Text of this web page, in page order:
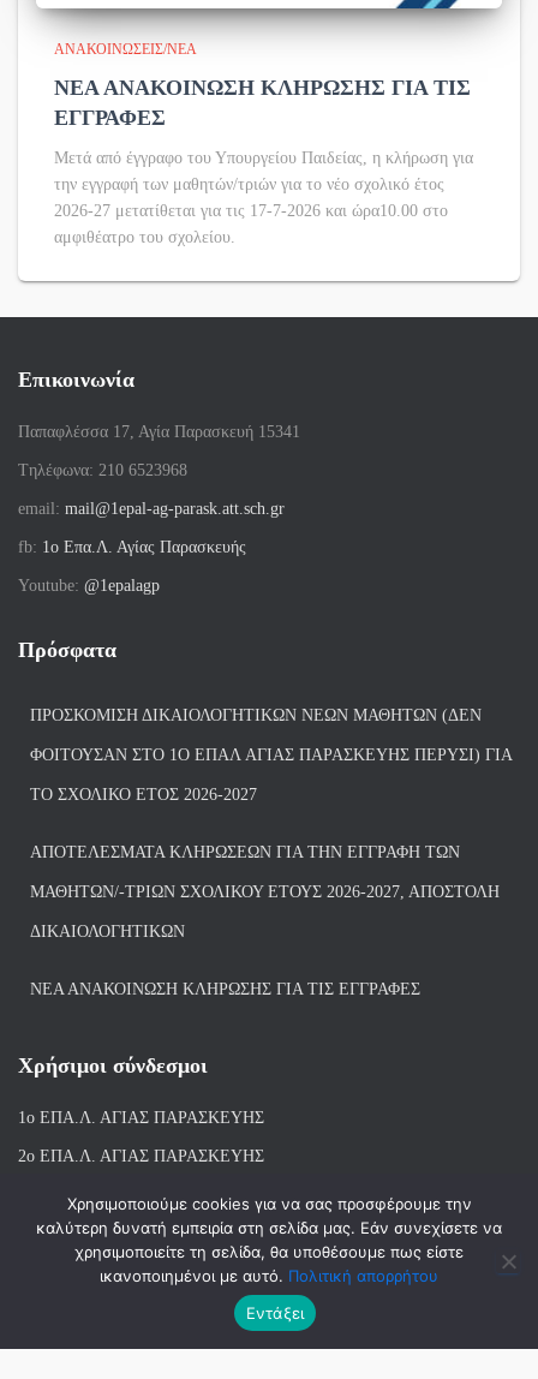
ΑΝΑΚΟΙΝΏΣΕΙΣ/ΝΈΑ
ΝΕΑ ΑΝΑΚΟΙΝΩΣΗ ΚΛΗΡΩΣΗΣ ΓΙΑ ΤΙΣ
ΕΓΓΡΑΦΕΣ
Μετά από έγγραφο του Υπουργείου Παιδείας, η κλήρωση για
την εγγραφή των μαθητών/τριών για το νέο σχολικό έτος
2026-27 μετατίθεται για τις 17-7-2026 και ώρα10.00 στο
αμφιθέατρο του σχολείου.
Επικοινωνία
Παπαφλέσσα 17, Αγία Παρασκευή 15341
Tηλέφωνα: 210 6523968
email: mail@1epal-ag-parask.att.sch.gr
fb: 1ο Επα.Λ. Αγίας Παρασκευής
Youtube: @1epalagp
Πρόσφατα
ΠΡΟΣΚΌΜΙΣΗ ΔΙΚΑΙΟΛΟΓΗΤΙΚΏΝ ΝΈΩΝ ΜΑΘΗΤΏΝ (ΔΕΝ
ΦΟΙΤΟΎΣΑΝ ΣΤΟ 1Ο ΕΠΑΛ ΑΓΙΑΣ ΠΑΡΑΣΚΕΥΗΣ ΠΈΡΥΣΙ) ΓΙΑ
ΤΟ ΣΧΟΛΙΚΌ ΈΤΟΣ 2026-2027
ΑΠΟΤΕΛΈΣΜΑΤΑ ΚΛΗΡΏΣΕΩΝ ΓΙΑ ΤΗΝ ΕΓΓΡΑΦΉ ΤΩΝ
ΜΑΘΗΤΏΝ/-ΤΡΙΏΝ ΣΧΟΛΙΚΟΎ ΈΤΟΥΣ 2026-2027, ΑΠΟΣΤΟΛΉ
ΔΙΚΑΙΟΛΟΓΗΤΙΚΏΝ
ΝΕΑ ΑΝΑΚΟΙΝΩΣΗ ΚΛΗΡΩΣΗΣ ΓΙΑ ΤΙΣ ΕΓΓΡΑΦΕΣ
Χρήσιμοι σύνδεσμοι
1ο ΕΠΑ.Λ. ΑΓΙΑΣ ΠΑΡΑΣΚΕΥΗΣ
2ο ΕΠΑ.Λ. ΑΓΙΑΣ ΠΑΡΑΣΚΕΥΗΣ
1ο Ε.Κ. ΑΓΙΑΣ ΠΑΡΑΣΚΕΥΗΣ
ΒΙΒΛΙΟΘΗΚΗ 1ου & 2ου ΕΠΑΛ ΑΓΙΑΣ ΠΑΡΑΣΚΕΥΗΣ
Hestia | Αναπτύχθηκε απόThemeIsle
Χρησιμοποιούμε cookies για να σας προσφέρουμε την
καλύτερη δυνατή εμπειρία στη σελίδα μας. Εάν συνεχίσετε να
χρησιμοποιείτε τη σελίδα, θα υποθέσουμε πως είστε
ικανοποιημένοι με αυτό. Πολιτική απορρήτου
Εντάξει